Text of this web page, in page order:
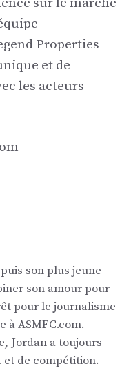
Properties
et de
les acteurs
son plus jeune
son amour pour
pour le journalisme
à ASMFC.com.
Jordan a toujours
et de compétition.